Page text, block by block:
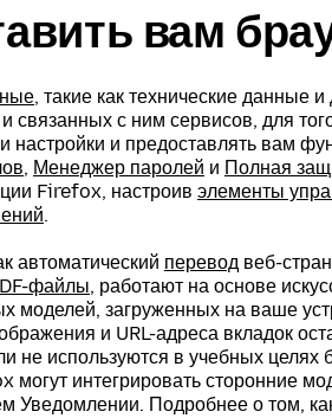
вам
, такие как технические данные
с ним сервисов, для
настройки и предоставлять вам
, Менеджер паролей и Полная
Firefox, настроив элементы
.
автоматический перевод веб-
файлы, работают на основе
моделей, загруженных на ваше
и URL-адреса вкладок
используются в учебных целях
интегрировать сторонние
Уведомлении. Подробнее о том,